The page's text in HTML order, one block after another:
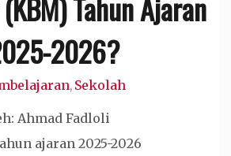
2026?
, Sekolah
Ahmad Fadloli
ajaran 2025-2026